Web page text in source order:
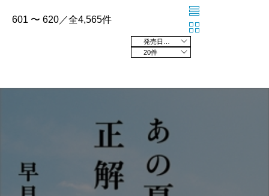
601 〜 620／全4,565件
20件